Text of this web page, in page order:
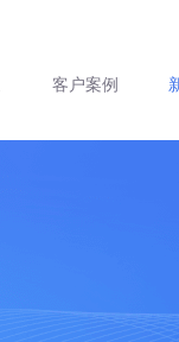
客户案例